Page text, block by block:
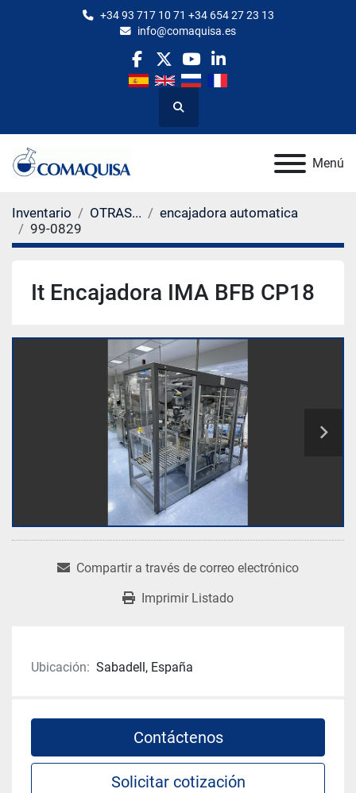
+34 93 717 10 71 +34 654 27 23 13
info@comaquisa.es
facebook
twitteryoutubelinkedin
Buscar
Menú
Inventario OTRAS...
encajadora automatica
99-0829
It Encajadora IMA BFB CP18
Compartir a través de correo electrónico
Imprimir Listado
Ubicación: Sabadell, España
Contáctenos
Solicitar cotización